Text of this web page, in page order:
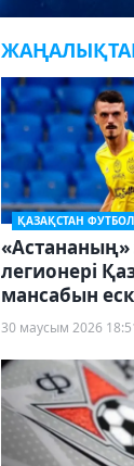
ҚАЗАҚСТАН
«Астананың»
легионері
мансабын
30 маусым 2026